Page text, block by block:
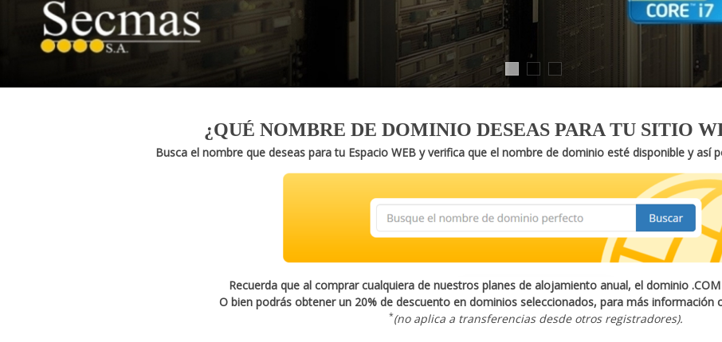
¿QUÉ NOMBRE DE DOMINIO DESEAS PARA TU SITIO
Busca el nombre que deseas para tu Espacio WEB y verifica que el nombre de dominio esté disponible y así
Recuerda que al comprar cualquiera de nuestros planes de alojamiento anual, el dominio
O bien podrás obtener un 20% de descuento en dominios seleccionados, para más información
*(no aplica a transferencias desde otros registradores).